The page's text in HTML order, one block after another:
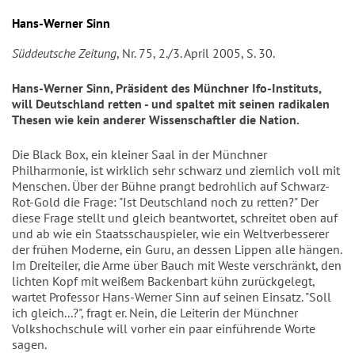
Hans-Werner Sinn
Süddeutsche Zeitung, Nr. 75, 2./3. April 2005, S. 30.
Hans-Werner Sinn, Präsident des Münchner Ifo-Instituts,
will Deutschland retten - und spaltet mit seinen radikalen
Thesen wie kein anderer Wissenschaftler die Nation.
Die Black Box, ein kleiner Saal in der Münchner
Philharmonie, ist wirklich sehr schwarz und ziemlich voll mit
Menschen. Über der Bühne prangt bedrohlich auf Schwarz-
Rot-Gold die Frage: "Ist Deutschland noch zu retten?" Der
diese Frage stellt und gleich beantwortet, schreitet oben auf
und ab wie ein Staatsschauspieler, wie ein Weltverbesserer
der frühen Moderne, ein Guru, an dessen Lippen alle hängen.
Im Dreiteiler, die Arme über Bauch mit Weste verschränkt, den
lichten Kopf mit weißem Backenbart kühn zurückgelegt,
wartet Professor Hans-Werner Sinn auf seinen Einsatz. "Soll
ich gleich...?", fragt er. Nein, die Leiterin der Münchner
Volkshochschule will vorher ein paar einführende Worte
sagen.